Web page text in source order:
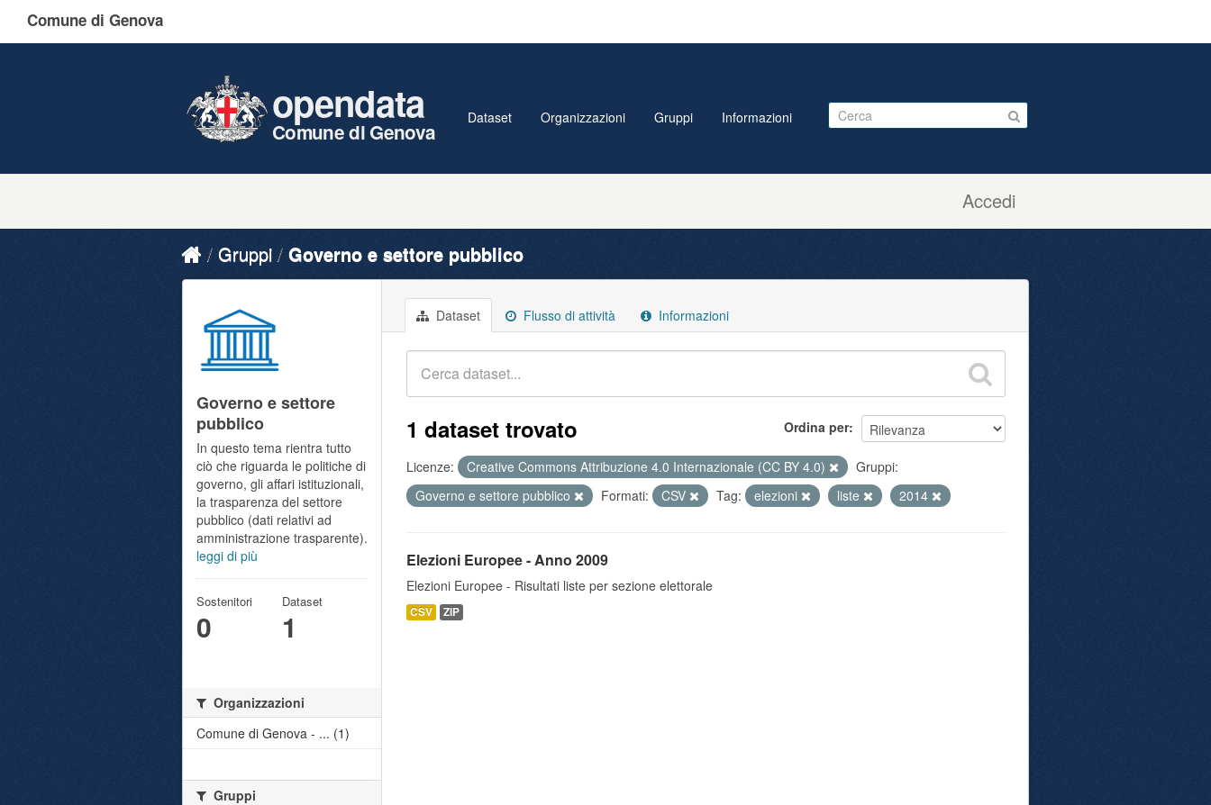
Comune di Genova
Accedi
opendata
Comune di Genova
Dataset Organizzazioni Gruppi Informazioni
Gruppi Governo e settore pubblico
Dataset Flusso di attività Informazioni
Ordina per
1 dataset trovato
Licenze: Creative Commons Attribuzione 4.0 Internazionale (CC BY 4.0)
Gruppi:
Governo e settore pubblico
Formati: CSV Tag: elezioni liste 2014
Elezioni Europee - Anno 2009
Elezioni Europee - Risultati liste per sezione elettorale
CSV ZIP
Governo e settore
pubblico
In questo tema rientra tutto
ciò che riguarda le politiche di
governo, gli affari istituzionali,
la trasparenza del settore
pubblico (dati relativi ad
amministrazione trasparente).
leggi di più
Sostenitori
0
Dataset
1
Organizzazioni
Comune di Genova - ... (1)
Gruppi